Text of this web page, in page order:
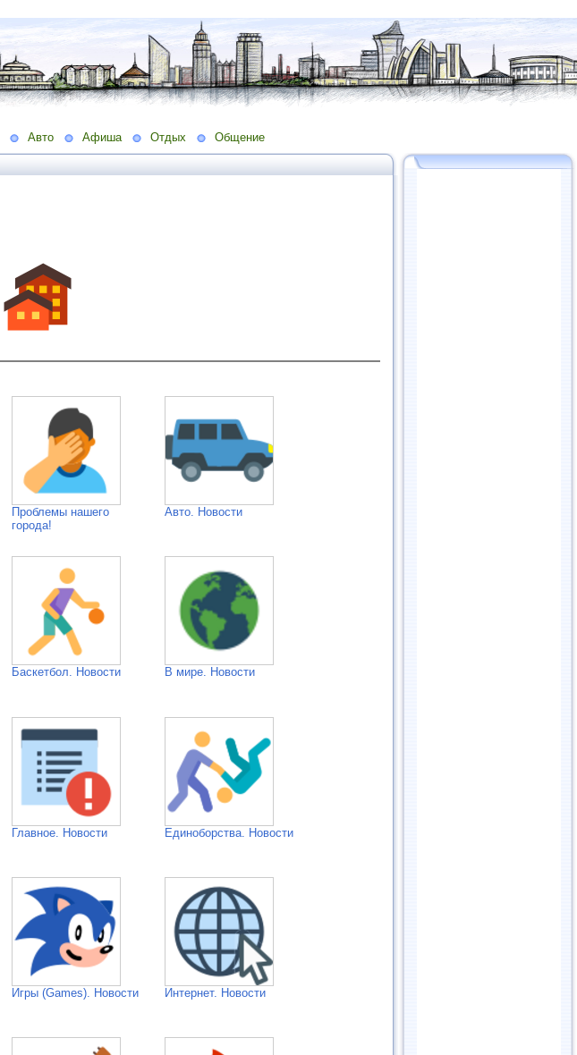
Авто Афиша Отдых Общение
Проблемы нашего
города!
Авто. Новости
Баскетбол. Новости В мире. Новости
Главное. Новости Единоборства. Новости
Игры (Games). Новости Интернет. Новости